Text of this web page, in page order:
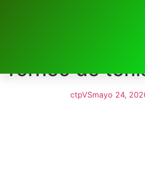
Torneo de
ctpVSmayo 24,